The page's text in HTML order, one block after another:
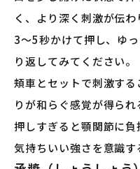
く、より深く刺激が伝わ
3〜5秒かけて押し、ゆ
り返してみてください。
頬車とセットで刺激す
りが和らぐ感覚が得られ
押しすぎると顎関節に
気持ちいい強さを意識す